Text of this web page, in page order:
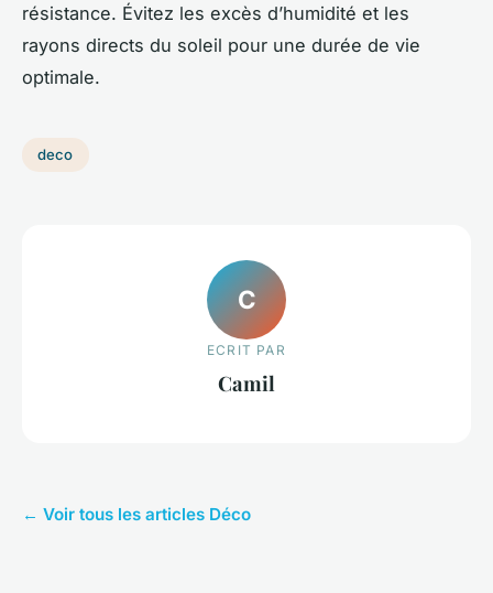
résistance. Évitez les excès d’humidité et les
rayons directs du soleil pour une durée de vie
optimale.
deco
C
ECRIT PAR
Camil
← Voir tous les articles Déco